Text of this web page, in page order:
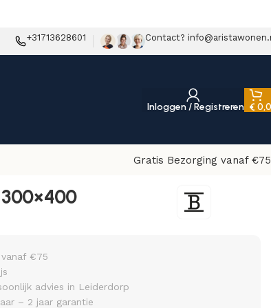
+31713628601 Contact?
Inloggen / Registreren €
Gratis Bezorging vanaf
€75
advies in Leiderdorp
– 2 jaar garantie